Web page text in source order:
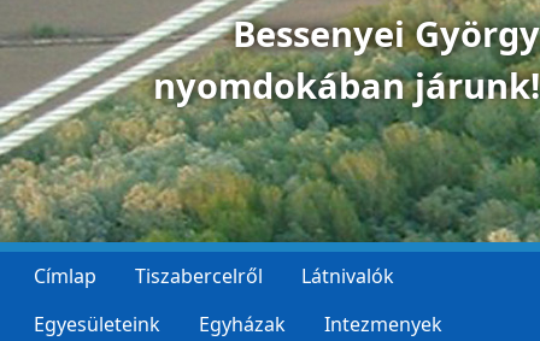
Bessenyei György
nyomdokában járunk!
Címlap Tiszabercelről
Látnivalók
Egyesületeink
Egyházak
Intezmenyek